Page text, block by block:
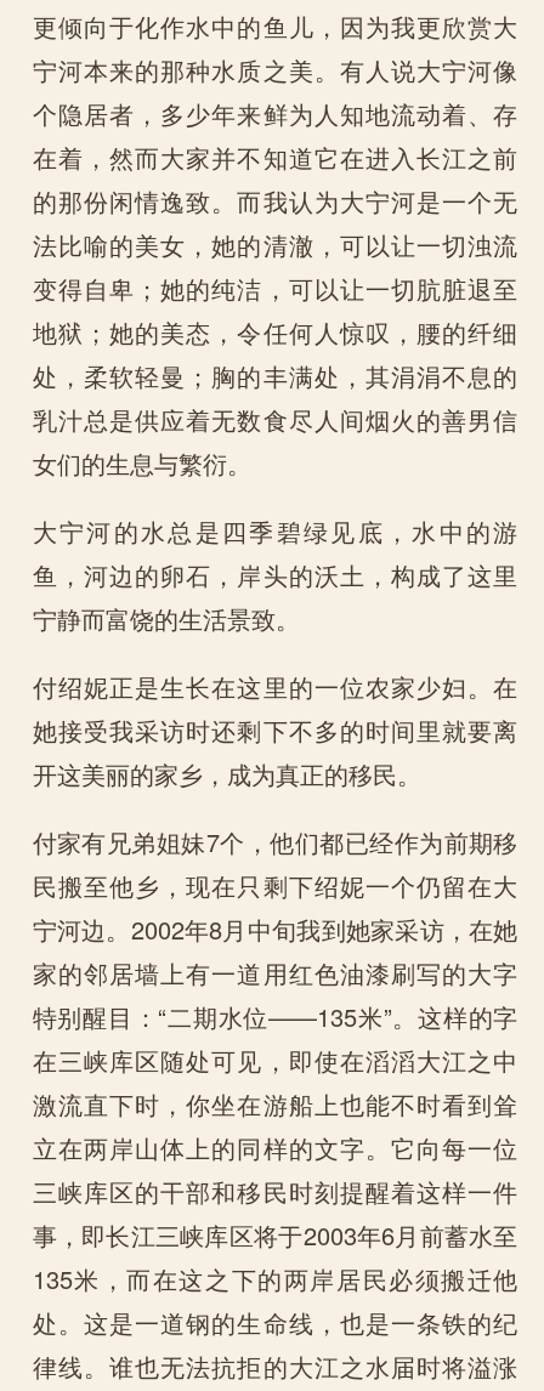
更倾向于化作水中的鱼儿，因为我更欣赏大
宁河本来的那种水质之美。有人说大宁河像
个隐居者，多少年来鲜为人知地流动着、存
在着，然而大家并不知道它在进入长江之前
的那份闲情逸致。而我认为大宁河是一个无
法比喻的美女，她的清澈，可以让一切浊流
变得自卑；她的纯洁，可以让一切肮脏退至
地狱；她的美态，令任何人惊叹，腰的纤细
处，柔软轻曼；胸的丰满处，其涓涓不息的
乳汁总是供应着无数食尽人间烟火的善男信
女们的生息与繁衍。
大宁河的水总是四季碧绿见底，水中的游
鱼，河边的卵石，岸头的沃土，构成了这里
宁静而富饶的生活景致。
付绍妮正是生长在这里的一位农家少妇。在
她接受我采访时还剩下不多的时间里就要离
开这美丽的家乡，成为真正的移民。
付家有兄弟姐妹7个，他们都已经作为前期移
民搬至他乡，现在只剩下绍妮一个仍留在大
宁河边。2002年8月中旬我到她家采访，在她
家的邻居墙上有一道用红色油漆刷写的大字
特别醒目：“二期水位——135米”。这样的字
在三峡库区随处可见，即使在滔滔大江之中
激流直下时，你坐在游船上也能不时看到耸
立在两岸山体上的同样的文字。它向每一位
三峡库区的干部和移民时刻提醒着这样一件
事，即长江三峡库区将于2003年6月前蓄水至
135米，而在这之下的两岸居民必须搬迁他
处。这是一道钢的生命线，也是一条铁的纪
律线。谁也无法抗拒的大江之水届时将溢涨